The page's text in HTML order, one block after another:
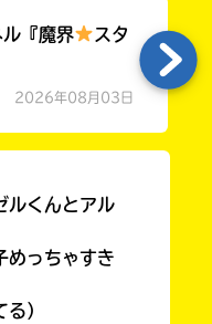
『魔界
スタ
2026年08月03日
ルくんとアル
めっちゃすき
）